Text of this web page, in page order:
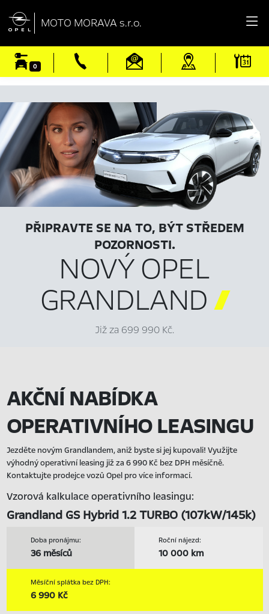
 MOTO MORAVA s.r.o.
0
PŘIPRAVTE SE NA TO, BÝT STŘEDEM
POZORNOSTI.
NOVÝ OPEL
GRANDLAND
Již za 699 990 Kč.
AKČNÍ NABÍDKA
OPERATIVNÍHO LEASINGU
Jezděte novým Grandlandem, aniž byste si jej kupovali! Využijte
výhodný operativní leasing již za 6 990 Kč bez DPH měsíčně.
Kontaktujte prodejce vozů Opel pro více informací.
Vzorová kalkulace operativního leasingu:
Grandland GS Hybrid 1.2 TURBO (107kW/145k)
Doba pronájmu:
36 měsíců
Roční nájezd:
10 000 km
Měsíční splátka bez DPH:
6 990 Kč